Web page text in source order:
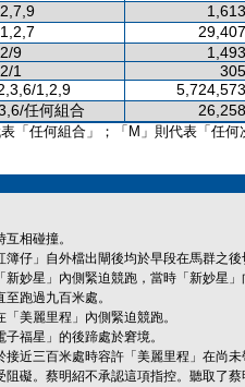
2/9
2/1
1,2,9
任何組合
「任何組合」；「M」則代表「任何
相碰撞。
簿仔」自外檔出閘後均於早段在馬群之
妙星」內側緊迫競跑，當時「新妙星
跑過九百米處。
美麗里程」內側緊迫競跑。
福星」的後蹄處於窘境。
近三百米處時容許「美麗里程」在尚
礙。蔡明紹不承認這項指控。聽取了